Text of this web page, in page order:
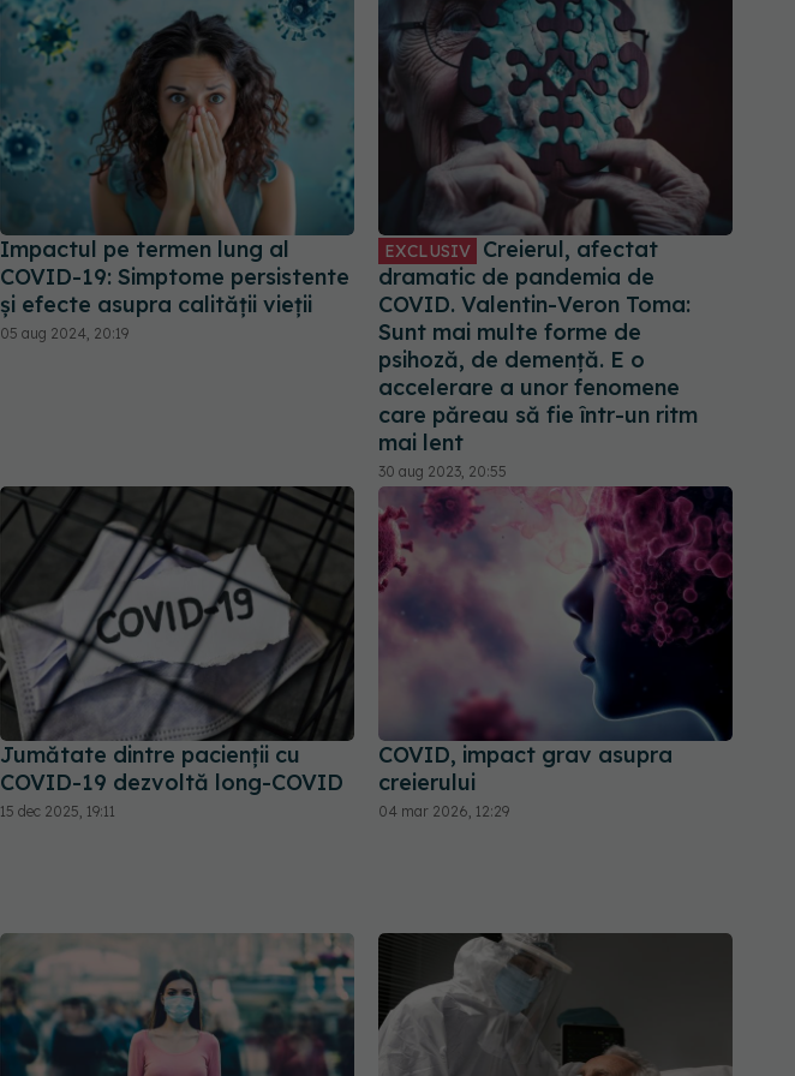
Impactul pe termen lung al
COVID-19: Simptome persistente
și efecte asupra calității vieții
05 aug 2024, 20:19
EXCLUSIV
Creierul, afectat
dramatic de pandemia de
COVID. Valentin-Veron Toma:
Sunt mai multe forme de
psihoză, de demență. E o
accelerare a unor fenomene
care păreau să fie într-un ritm
mai lent
30 aug 2023, 20:55
Jumătate dintre pacienții cu
COVID-19 dezvoltă long-COVID
15 dec 2025, 19:11
COVID, impact grav asupra
creierului
04 mar 2026, 12:29